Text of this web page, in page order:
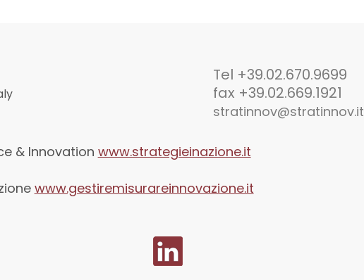
Tel +39.02.670.9699
fax +39.02.669.1921
stratinnov@stratinnov.it
& Innovation www.strategieinazione.it
www.gestiremisurareinnovazione.it